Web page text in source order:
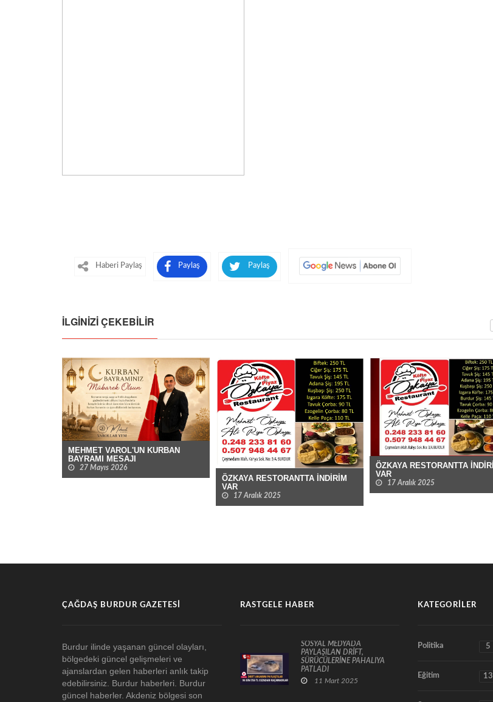
Haberi Paylaş Paylaş Paylaş
İLGINIZI ÇEKEBILIR
MEHMET VAROL'UN KURBAN
BAYRAMI MESAJI
27 Mayıs 2026
ÖZKAYA RESTORANTTA İNDİRİM
VAR
17 Aralık 2025
ÖZKAYA RESTORANTTA İNDİRİM
VAR
17 Aralık 2025
ÇAĞDAŞ BURDUR GAZETESI
Burdur ilinde yaşanan güncel olayları,
bölgedeki güncel gelişmeleri ve
ajanslardan gelen haberleri anlık takip
edebilirsiniz. Burdur haberleri. Burdur
güncel haberler. Akdeniz bölgesi son
RASTGELE HABER
SOSYAL MEDYADA
PAYLAŞILAN DRİFT,
SÜRÜCÜLERİNE PAHALIYA
PATLADI
11 Mart 2025
KATEGORILER
Politika 5
Eğitim 13